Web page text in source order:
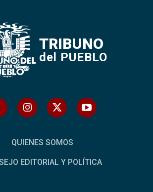
TRIBUNO
del PUEBLO
QUIENES SOMOS
EDITORIAL Y POLÍTICA